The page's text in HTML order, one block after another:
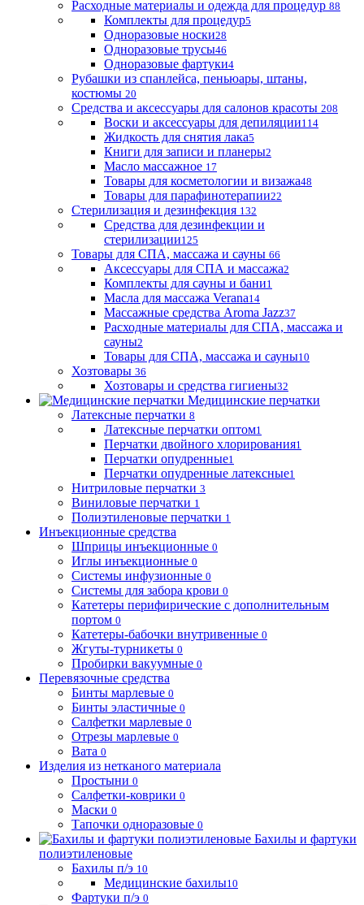
Расходные материалы и одежда для процедур 88
Комплекты для процедур5
Одноразовые носки28
Одноразовые трусы46
Одноразовые фартуки4
Рубашки из спанлейса, пеньюары, штаны,
костюмы 20
Средства и аксессуары для салонов красоты 208
Воски и аксессуары для депиляции114
Жидкость для снятия лака5
Книги для записи и планеры2
Масло массажное 17
Товары для косметологии и визажа48
Товары для парафинотерапии22
Стерилизация и дезинфекция 132
Средства для дезинфекции и
стерилизации125
Товары для СПА, массажа и сауны 66
Аксессуары для СПА и массажа2
Комплекты для сауны и бани1
Масла для массажа Verana14
Массажные средства Aroma Jazz37
Расходные материалы для СПА, массажа и
сауны2
Товары для СПА, массажа и сауны10
Хозтовары 36
Хозтовары и средства гигиены32
Медицинские перчатки
Латексные перчатки 8
Латексные перчатки оптом1
Перчатки двойного хлорирования1
Перчатки опудренные1
Перчатки опудренные латексные1
Нитриловые перчатки 3
Виниловые перчатки 1
Полиэтиленовые перчатки 1
Инъекционные средства
Шприцы инъекционные 0
Иглы инъекционные 0
Системы инфузионные 0
Системы для забора крови 0
Катетеры перифирические с дополнительным
портом 0
Катетеры-бабочки внутривенные 0
Жгуты-турникеты 0
Пробирки вакуумные 0
Перевязочные средства
Бинты марлевые 0
Бинты эластичные 0
Салфетки марлевые 0
Отрезы марлевые 0
Вата 0
Изделия из нетканого материала
Простыни 0
Салфетки-коврики 0
Маски 0
Тапочки одноразовые 0
Бахилы и фартуки
полиэтиленовые
Бахилы п/э 10
Медицинские бахилы10
Фартуки п/э 0